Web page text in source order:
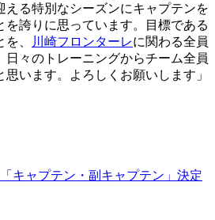
える特別なシーズンにキャプテンを
を誇りに思っています。目標である
、
川崎フロンターレに関わる全員
日々のトレーニングからチーム全員
います。よろしくお願いします」
キャプテン・副キャプテン」決定